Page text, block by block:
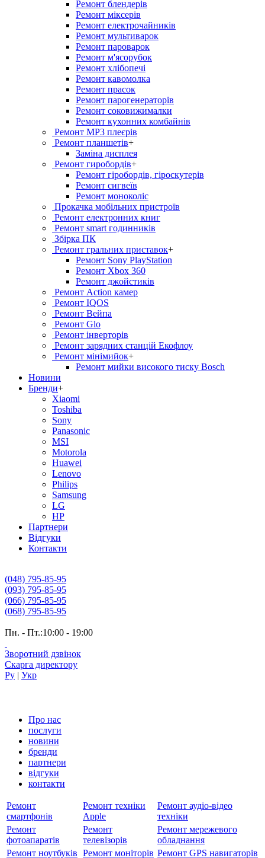
Ремонт блендерiв
Ремонт мiксерiв
Ремонт електрочайників
Ремонт мультиварок
Ремонт пароварок
Ремонт м'ясорубок
Ремонт хлiбопечi
Ремонт кавомолка
Ремонт прасок
Ремонт парогенераторiв
Ремонт соковижималки
Ремонт кухонних комбайнів
Ремонт MP3 плеєрів
Ремонт планшетів+
Заміна дисплея
Ремонт гиробордiв+
Ремонт гіробордів, гіроскутерів
Ремонт сигвеїв
Ремонт моноколіс
Прокачка мобільних пристроїв
Ремонт електронних книг
Ремонт smart годинників
Збірка ПК
Ремонт гральних приставок+
Ремонт Sony PlayStation
Ремонт Xbox 360
Ремонт джойстиків
Ремонт Action камер
Ремонт IQOS
Ремонт Вейпа
Ремонт Glo
Ремонт інверторів
Ремонт зарядних станцій Екофлоу
Ремонт мiнiмийок+
Ремонт мийки високого тиску Bosch
Новини
Бренди+
Xiaomi
Toshiba
Sony
Panasonic
MSI
Motorola
Huawei
Lenovo
Philips
Samsung
LG
HP
Партнери
Вiдгуки
Контакти
(048) 795-85-95
(093) 795-85-95
(066) 795-85-95
(068) 795-85-95
Пн. - Пт.:10:00 - 19:00
Зворотний дзвінок
Скарга директору
Ру | Укр
Про нас
послуги
новини
бренди
партнери
вiдгуки
контакти
Ремонт
смартфонів
Ремонт техніки
Apple
Ремонт аудіо-відео
техніки
Ремонт
фотоапаратів
Ремонт
телевізорів
Ремонт мережевого
обладнання
Ремонт ноутбуків Ремонт моніторів Ремонт GPS навигаторів